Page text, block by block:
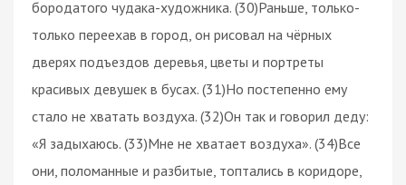
бородатого чудака-художника. (30)Раньше, только-
только переехав в город, он рисовал на чёрных
дверях подъездов деревья, цветы и портреты
красивых девушек в бусах. (31)Но постепенно ему
стало не хватать воздуха. (32)Он так и говорил деду:
«Я задыхаюсь. (33)Мне не хватает воздуха». (34)Все
они, поломанные и разбитые, топтались в коридоре,